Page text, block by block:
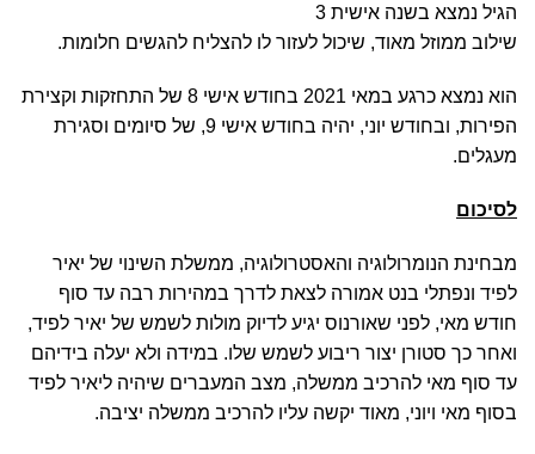
הגיל נמצא בשנה אישית 3
שילוב ממוזל מאוד, שיכול לעזור לו להצליח להגשים חלומות.
הוא נמצא כרגע במאי 2021 בחודש אישי 8 של התחזקות וקצירת
הפירות, ובחודש יוני, יהיה בחודש אישי 9, של סיומים וסגירת
מעגלים.
לסיכום
מבחינת הנומרולוגיה והאסטרולוגיה, ממשלת השינוי של יאיר
לפיד ונפתלי בנט אמורה לצאת לדרך במהירות רבה עד סוף
חודש מאי, לפני שאורנוס יגיע לדיוק מולות לשמש של יאיר לפיד,
ואחר כך סטורן יצור ריבוע לשמש שלו. במידה ולא יעלה בידיהם
עד סוף מאי להרכיב ממשלה, מצב המעברים שיהיה ליאיר לפיד
בסוף מאי ויוני, מאוד יקשה עליו להרכיב ממשלה יציבה.